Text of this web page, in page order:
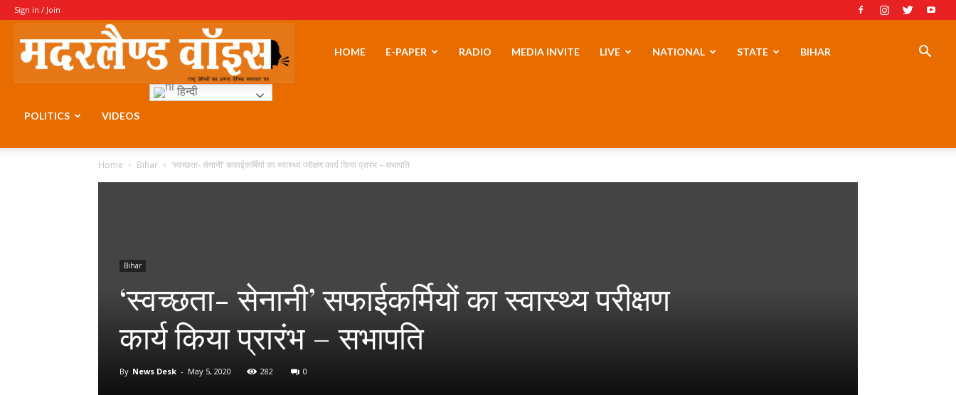
Sign in / Join
MotherLandHOME E-PAPER RADIO MEDIA INVITE LIVE NATIONAL STATE BIHAR
POLITICS VIDEOS
हिन्दी
Home Bihar ‘स्वच्छता- सेनानी’ सफाईकर्मियों का स्वास्थ्य परीक्षण कार्य किया प्रारंभ – सभापति
Bihar
‘स्वच्छता- सेनानी’ सफाईकर्मियों का स्वास्थ्य परीक्षण
कार्य किया प्रारंभ – सभापति
By News Desk - May 5, 2020 282 0